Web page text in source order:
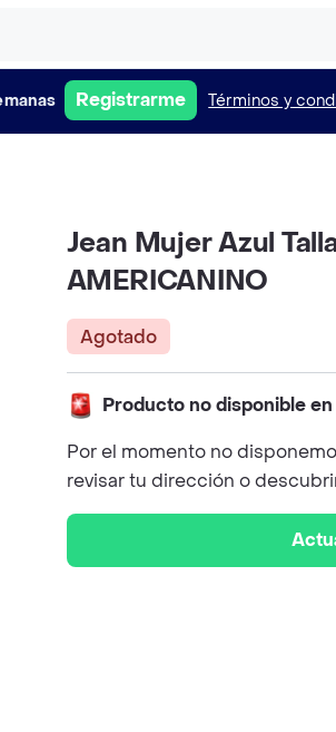
Registrarme Términos y
Jean Mujer Azul
AMERICANINO
Agotado
Producto no disponible en
Por el momento no
revisar tu dirección o